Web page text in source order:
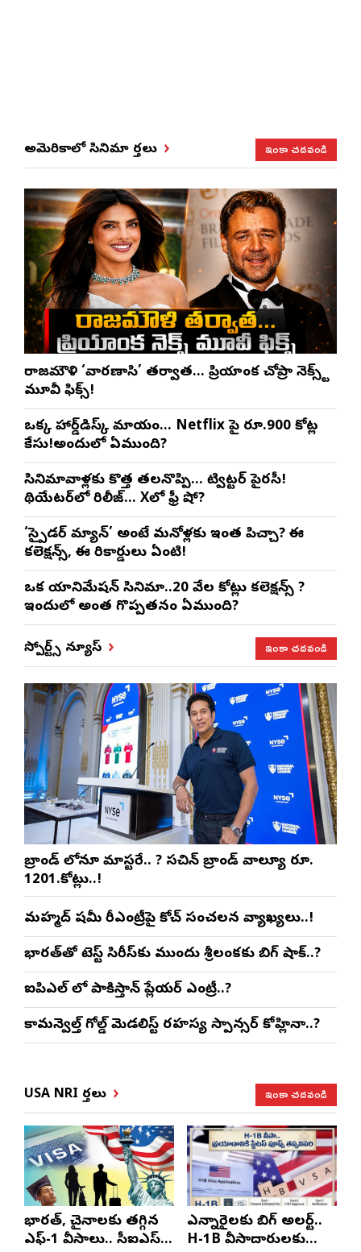
అమెరికాలో సినిమా వార్తలు ఇంకా చదవండి
రాజమౌళి ‘వారణాసి’ తర్వాత… ప్రియాంక చోప్రా నెక్స్ట్
మూవీ ఫిక్స్!
ఒక్క హార్డ్‌డిస్క్ మాయం… Netflix పై రూ.900 కోట్ల
కేసు!అందులో ఏముంది?
సినిమావాళ్లకు కొత్త తలనొప్పి… ట్విట్టర్ పైరసీ!
థియేటర్‌లో రిలీజ్… Xలో ఫ్రీ షో?
‘స్పైడర్ మ్యాన్’ అంటే మనోళ్లకు ఇంత పిచ్చా? ఈ
కలెక్షన్స్, ఈ రికార్డులు ఏంటి!
ఒక యానిమేషన్ సినిమా..20 వేల కోట్లు కలెక్షన్స్ ?
ఇందులో అంత గొప్పతనం ఏముంది?
స్పోర్ట్స్ న్యూస్ ఇంకా చదవండి
బ్రాండ్ లోనూ మాస్టరే.. ? సచిన్ బ్రాండ్ వాల్యూ రూ.
1201.కోట్లు..!
మహ్మద్ షమీ రీఎంట్రీపై కోచ్ సంచలన వ్యాఖ్యలు..!
భారత్‌తో టెస్ట్ సిరీస్‌కు ముందు శ్రీలంకకు బిగ్ షాక్..?
ఐపిఎల్ లో పాకిస్తాన్ ప్లేయర్ ఎంట్రీ..?
కామన్వెల్త్ గోల్డ్ మెడలిస్ట్ రహస్య స్పాన్సర్ కోహ్లినా..?
USA NRI వార్తలు ఇంకా చదవండి
భారత్, చైనాలకు తగ్గిన
ఎఫ్-1 వీసాలు.. సీఐఎస్
ఎన్నారైలకు బిగ్ అలర్ట్..
H-1B వీసాదారులకు